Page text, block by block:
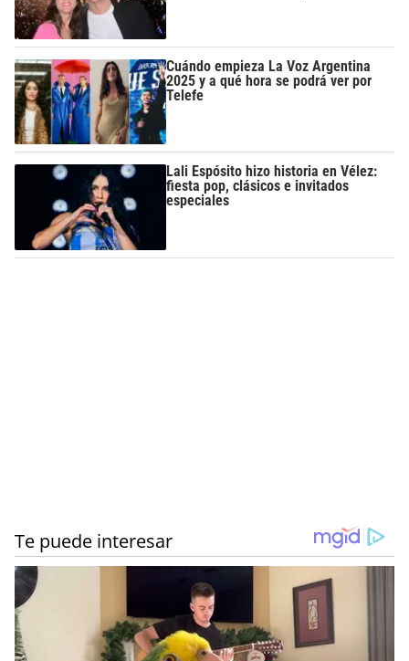
Cuándo empieza La Voz Argentina
2025 y a qué hora se podrá ver por
Telefe
Lali Espósito hizo historia en Vélez:
fiesta pop, clásicos e invitados
especiales